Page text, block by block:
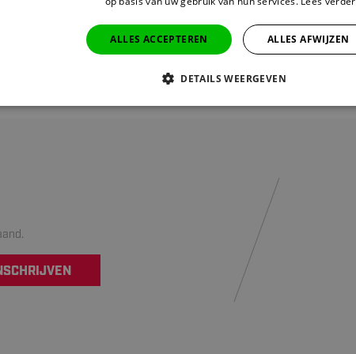
waardoor je ze altijd kan gebruiken.
je nog vragen? Neem dan gerust contact op met onze Klantenservice.
ALLES ACCEPTEREN ALLES AFWIJZEN
DETAILS WEERGEVEN